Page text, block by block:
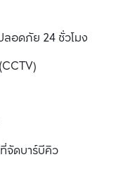
ลอดภัย 24 ชั่วโมง
จัดบาร์บีคิว